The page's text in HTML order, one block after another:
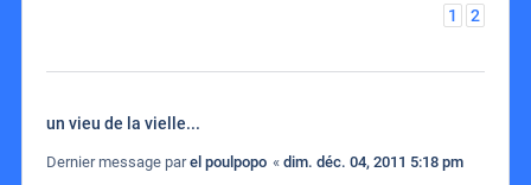
1
2
un vieu de la vielle...
Dernier message parel poulpopo « dim. déc. 04, 2011 5:18 pm